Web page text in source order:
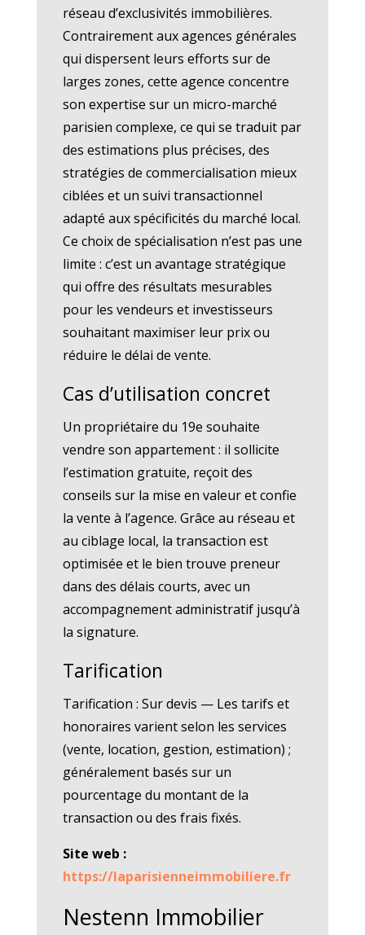
réseau d’exclusivités immobilières.
Contrairement aux agences générales
qui dispersent leurs efforts sur de
larges zones, cette agence concentre
son expertise sur un micro-marché
parisien complexe, ce qui se traduit par
des estimations plus précises, des
stratégies de commercialisation mieux
ciblées et un suivi transactionnel
adapté aux spécificités du marché local.
Ce choix de spécialisation n’est pas une
limite : c’est un avantage stratégique
qui offre des résultats mesurables
pour les vendeurs et investisseurs
souhaitant maximiser leur prix ou
réduire le délai de vente.
Cas d’utilisation concret
Un propriétaire du 19e souhaite
vendre son appartement : il sollicite
l’estimation gratuite, reçoit des
conseils sur la mise en valeur et confie
la vente à l’agence. Grâce au réseau et
au ciblage local, la transaction est
optimisée et le bien trouve preneur
dans des délais courts, avec un
accompagnement administratif jusqu’à
la signature.
Tarification
Tarification : Sur devis — Les tarifs et
honoraires varient selon les services
(vente, location, gestion, estimation) ;
généralement basés sur un
pourcentage du montant de la
transaction ou des frais fixés.
Site web :
https://laparisienneimmobiliere.fr
Nestenn Immobilier